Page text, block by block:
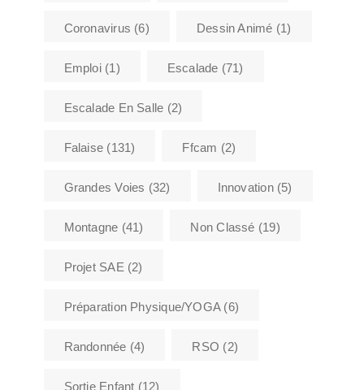
Coronavirus (6) Dessin Animé (1)
Emploi(1) Escalade (71)
Escalade En Salle (2)
Falaise (131) Ffcam (2)
Grandes Voies (32) Innovation(5)
Montagne (41) Non Classé (19)
Projet SAE (2)
Préparation Physique/YOGA(6)
Randonnée (4) RSO (2)
Sortie Enfant (12)